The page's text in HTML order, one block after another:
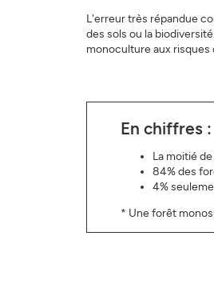
L'erreur très répandue
des sols ou la
monoculture aux risques
En chiffres :
La moitié
84% des
4%
* Une forêt